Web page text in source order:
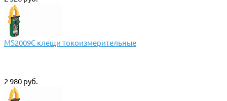
MS2009C клещи токоизмерительные
2 980 руб.